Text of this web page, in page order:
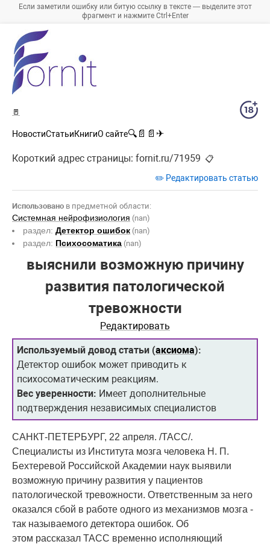
Если заметили ошибку или битую ссылку в тексте — выделите этот
фрагмент и нажмите Ctrl+Enter
🚪
НовостиСтатьиКнигиО сайте🔍 📄 📄 ✈
Короткий адрес страницы: fornit.ru/71959 📋
✏️ Редактировать статью
Использовано в предметной области:
Системная нейрофизиология (nan)
раздел:Детектор ошибок (nan)
раздел: Психосоматика (nan)
выяснили возможную причину
развития патологической
тревожности
Редактировать
Используемый довод статьи (аксиома):
Детектор ошибок может приводить к
психосоматическим реакциям.
Вес уверенности: Имеет дополнительные
подтверждения независимых специалистов
САНКТ-ПЕТЕРБУРГ, 22 апреля. /ТАСС/.
Специалисты из Института мозга человека Н. П.
Бехтеревой Российской Академии наук выявили
возможную причину развития у пациентов
патологической тревожности. Ответственным за него
оказался сбой в работе одного из механизмов мозга -
так называемого детектора ошибок. Об
этом рассказал ТАСС временно исполняющий